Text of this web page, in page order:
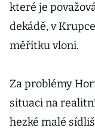
které je
dekádě, v
měřítku vloni.
Za problémy
situaci na
hezké malé